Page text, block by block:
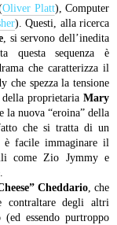
Oliver Platt), Computer
). Questi, alla ricerca
, si servono dell’inedita
questa sequenza è
che caratterizza il
che spezza la tensione
proprietariaMary
la nuova “eroina” della
che si tratta di un
è facile immaginare il
come Zio Jymmy e
Cheddario , che
contraltare degli altri
essendo purtroppo